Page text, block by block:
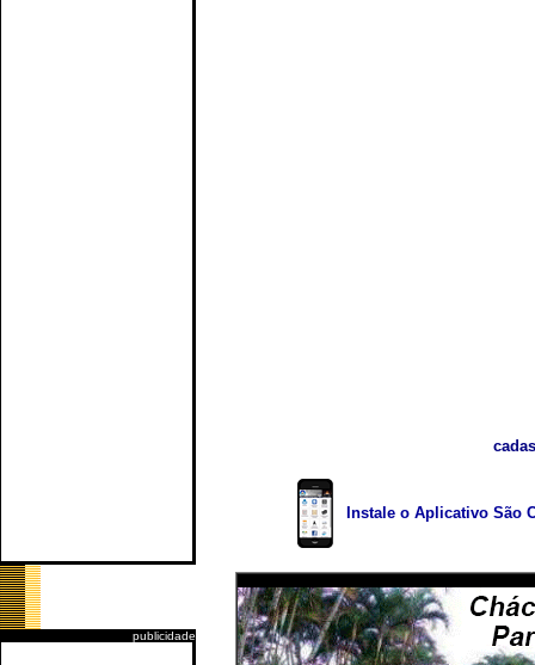
publicidade
Instale o Aplicativo São